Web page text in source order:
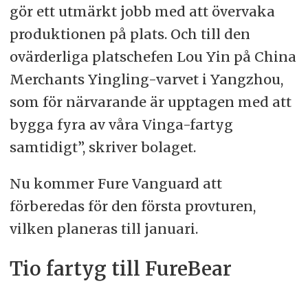
gör ett utmärkt jobb med att övervaka
produktionen på plats. Och till den
ovärderliga platschefen Lou Yin på China
Merchants Yingling-varvet i Yangzhou,
som för närvarande är upptagen med att
bygga fyra av våra Vinga-fartyg
samtidigt”, skriver bolaget.
Nu kommer Fure Vanguard att
förberedas för den första provturen,
vilken planeras till januari.
Tio fartyg till FureBear